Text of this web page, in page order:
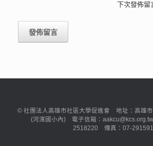
下次發佈留
© 社團法人高雄市社區大學促進會 地址：高雄
(河濱國小內) 電子信箱：
2518220 傳真：07-